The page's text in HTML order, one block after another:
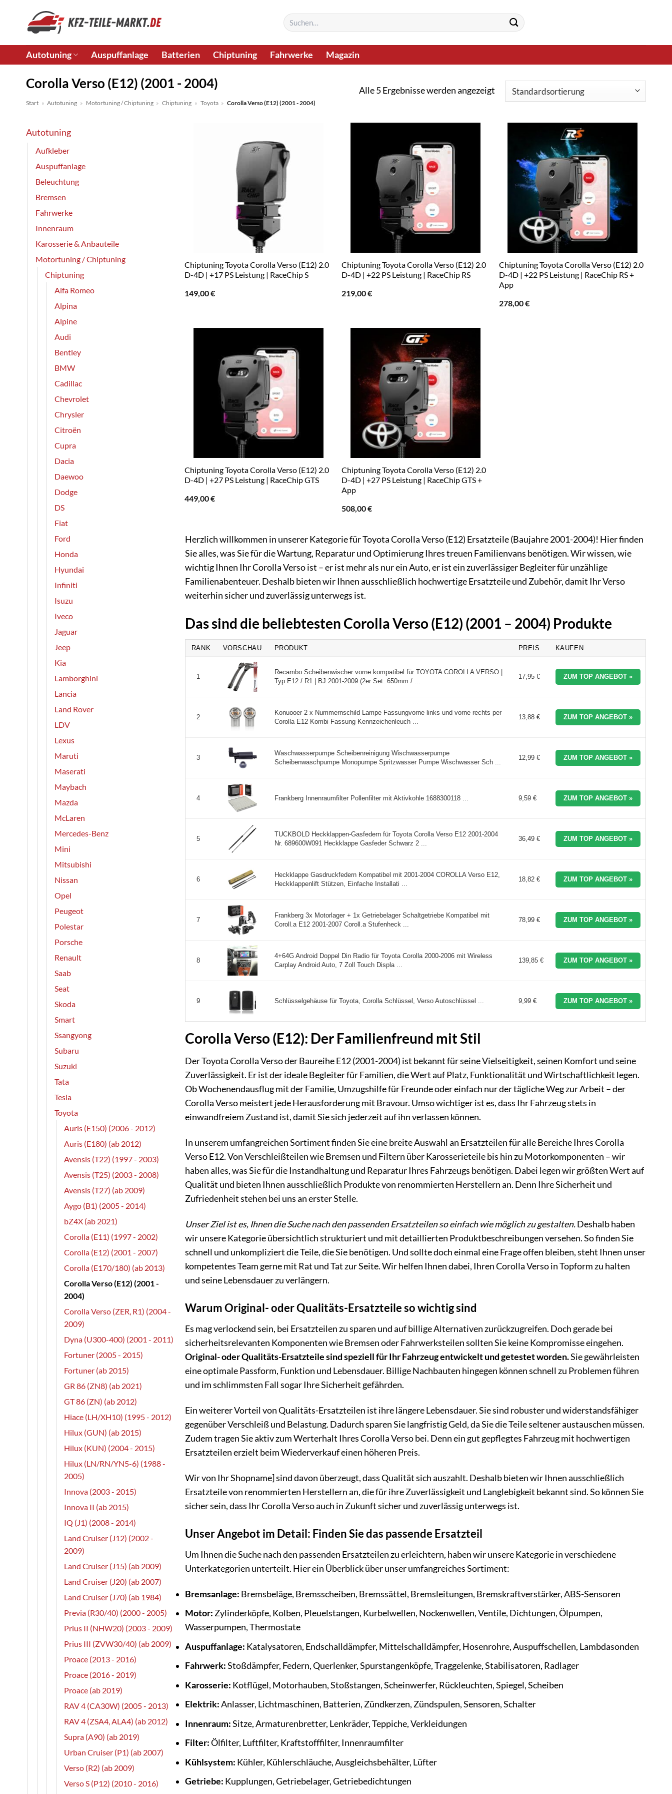
springen
Suchen
nach:
Autotuning Auspuffanlage Batterien Chiptuning Fahrwerke Magazin
Corolla Verso (E12) (2001 - 2004)
Start » Autotuning » Motortuning / Chiptuning » Chiptuning » Toyota » Corolla Verso (E12) (2001 - 2004)
Alle 5 Ergebnisse werden angezeigt
Autotuning
Aufkleber
Auspuffanlage
Beleuchtung
Bremsen
Fahrwerke
Innenraum
Karosserie & Anbauteile
Motortuning / Chiptuning
Chiptuning
Alfa Romeo
Alpina
Alpine
Audi
Bentley
BMW
Cadillac
Chevrolet
Chrysler
Citroën
Cupra
Dacia
Daewoo
Dodge
DS
Fiat
Ford
Honda
Hyundai
Infiniti
Isuzu
Iveco
Jaguar
Jeep
Kia
Lamborghini
Lancia
Land Rover
LDV
Lexus
Maruti
Maserati
Maybach
Mazda
McLaren
Mercedes-Benz
Mini
Mitsubishi
Nissan
Opel
Peugeot
Polestar
Porsche
Renault
Saab
Seat
Skoda
Smart
Ssangyong
Subaru
Suzuki
Tata
Tesla
Toyota
Auris (E150) (2006 - 2012)
Auris (E180) (ab 2012)
Avensis (T22) (1997 - 2003)
Avensis (T25) (2003 - 2008)
Avensis (T27) (ab 2009)
Aygo (B1) (2005 - 2014)
bZ4X (ab 2021)
Corolla (E11) (1997 - 2002)
Corolla (E12) (2001 - 2007)
Corolla (E170/180) (ab 2013)
Corolla Verso (E12) (2001 -
2004)
Corolla Verso (ZER, R1) (2004 -
2009)
Dyna (U300-400) (2001 - 2011)
Fortuner (2005 - 2015)
Fortuner (ab 2015)
GR 86 (ZN8) (ab 2021)
GT 86 (ZN) (ab 2012)
Hiace (LH/XH10) (1995 - 2012)
Hilux (GUN) (ab 2015)
Hilux (KUN) (2004 - 2015)
Hilux (LN/RN/YN5-6) (1988 -
2005)
Innova (2003 - 2015)
Innova II (ab 2015)
IQ (J1) (2008 - 2014)
Land Cruiser (J12) (2002 -
2009)
Land Cruiser (J15) (ab 2009)
Land Cruiser (J20) (ab 2007)
Land Cruiser (J70) (ab 1984)
Previa (R30/40) (2000 - 2005)
Prius II (NHW20) (2003 - 2009)
Prius III (ZVW30/40) (ab 2009)
Proace (2013 - 2016)
Proace (2016 - 2019)
Proace (ab 2019)
RAV 4 (CA30W) (2005 - 2013)
RAV 4 (ZSA4, ALA4) (ab 2012)
Supra (A90) (ab 2019)
Urban Cruiser (P1) (ab 2007)
Verso (R2) (ab 2009)
Verso S (P12) (2010 - 2016)
Chiptuning Toyota Corolla Verso (E12) 2.0
D-4D | +17 PS Leistung | RaceChip S
149,00€
Chiptuning Toyota Corolla Verso (E12) 2.0
D-4D | +22 PS Leistung | RaceChip RS
219,00€
Chiptuning Toyota Corolla Verso (E12) 2.0
D-4D | +22 PS Leistung | RaceChip RS +
App
278,00€
Chiptuning Toyota Corolla Verso (E12) 2.0
D-4D | +27 PS Leistung | RaceChip GTS
449,00€
Chiptuning Toyota Corolla Verso (E12) 2.0
D-4D | +27 PS Leistung | RaceChip GTS +
App
508,00€
Herzlich willkommen in unserer Kategorie für Toyota Corolla Verso (E12) Ersatzteile (Baujahre 2001-2004)! Hier finden
Sie alles, was Sie für die Wartung, Reparatur und Optimierung Ihres treuen Familienvans benötigen. Wir wissen, wie
wichtig Ihnen Ihr Corolla Verso ist – er ist mehr als nur ein Auto, er ist ein zuverlässiger Begleiter für unzählige
Familienabenteuer. Deshalb bieten wir Ihnen ausschließlich hochwertige Ersatzteile und Zubehör, damit Ihr Verso
weiterhin sicher und zuverlässig unterwegs ist.
Das sind die beliebtesten Corolla Verso (E12) (2001 – 2004) Produkte
RANK VORSCHAU PRODUKT PREIS KAUFEN
1
Recambo Scheibenwischer vorne kompatibel für TOYOTA COROLLA VERSO |
Typ E12 / R1 | BJ 2001-2009 (2er Set: 650mm / ...
17,95 € ZUM TOP ANGEBOT »
2
Konuooer 2 x Nummernschild Lampe Fassungvorne links und vorne rechts per
Corolla E12 Kombi Fassung Kennzeichenleuch ...
13,88 € ZUM TOP ANGEBOT »
3
Waschwasserpumpe Scheibenreinigung Wischwasserpumpe
Scheibenwaschpumpe Monopumpe Spritzwasser Pumpe Wischwasser Sch ...
12,99 € ZUM TOP ANGEBOT »
4 Frankberg Innenraumfilter Pollenfilter mit Aktivkohle 1688300118 ... 9,59 € ZUM TOP ANGEBOT »
5
TUCKBOLD Heckklappen-Gasfedern für Toyota Corolla Verso E12 2001-2004
Nr. 689600W091 Heckklappe Gasfeder Schwarz 2 ...
36,49 € ZUM TOP ANGEBOT »
6
Heckklappe Gasdruckfedern Kompatibel mit 2001-2004 COROLLA Verso E12,
Heckklappenlift Stützen, Einfache Installati ...
18,82 € ZUM TOP ANGEBOT »
7
Frankberg 3x Motorlager + 1x Getriebelager Schaltgetriebe Kompatibel mit
Coroll.a E12 2001-2007 Coroll.a Stufenheck ...
78,99 € ZUM TOP ANGEBOT »
8
4+64G Android Doppel Din Radio für Toyota Corolla 2000-2006 mit Wireless
Carplay Android Auto, 7 Zoll Touch Displa ...
139,85 € ZUM TOP ANGEBOT »
9 Schlüsselgehäuse für Toyota, Corolla Schlüssel, Verso Autoschlüssel ... 9,99 € ZUM TOP ANGEBOT »
Corolla Verso (E12): Der Familienfreund mit Stil
Der Toyota Corolla Verso der Baureihe E12 (2001-2004) ist bekannt für seine Vielseitigkeit, seinen Komfort und seine
Zuverlässigkeit. Er ist der ideale Begleiter für Familien, die Wert auf Platz, Funktionalität und Wirtschaftlichkeit legen.
Ob Wochenendausflug mit der Familie, Umzugshilfe für Freunde oder einfach nur der tägliche Weg zur Arbeit – der
Corolla Verso meistert jede Herausforderung mit Bravour. Umso wichtiger ist es, dass Ihr Fahrzeug stets in
einwandfreiem Zustand ist, damit Sie sich jederzeit auf ihn verlassen können.
In unserem umfangreichen Sortiment finden Sie eine breite Auswahl an Ersatzteilen für alle Bereiche Ihres Corolla
Verso E12. Von Verschleißteilen wie Bremsen und Filtern über Karosserieteile bis hin zu Motorkomponenten – wir
haben alles, was Sie für die Instandhaltung und Reparatur Ihres Fahrzeugs benötigen. Dabei legen wir größten Wert auf
Qualität und bieten Ihnen ausschließlich Produkte von renommierten Herstellern an. Denn Ihre Sicherheit und
Zufriedenheit stehen bei uns an erster Stelle.
Unser Ziel ist es, Ihnen die Suche nach den passenden Ersatzteilen so einfach wie möglich zu gestalten.Deshalb haben
wir unsere Kategorie übersichtlich strukturiert und mit detaillierten Produktbeschreibungen versehen. So finden Sie
schnell und unkompliziert die Teile, die Sie benötigen. Und sollte doch einmal eine Frage offen bleiben, steht Ihnen unser
kompetentes Team gerne mit Rat und Tat zur Seite. Wir helfen Ihnen dabei, Ihren Corolla Verso in Topform zu halten
und seine Lebensdauer zu verlängern.
Warum Original- oder Qualitäts-Ersatzteile so wichtig sind
Es mag verlockend sein, bei Ersatzteilen zu sparen und auf billige Alternativen zurückzugreifen. Doch gerade bei
sicherheitsrelevanten Komponenten wie Bremsen oder Fahrwerksteilen sollten Sie keine Kompromisse eingehen.
Original- oder Qualitäts-Ersatzteile sind speziell für Ihr Fahrzeug entwickelt und getestet worden.Sie gewährleisten
eine optimale Passform, Funktion und Lebensdauer. Billige Nachbauten hingegen können schnell zu Problemen führen
und im schlimmsten Fall sogar Ihre Sicherheit gefährden.
Ein weiterer Vorteil von Qualitäts-Ersatzteilen ist ihre längere Lebensdauer. Sie sind robuster und widerstandsfähiger
gegenüber Verschleiß und Belastung. Dadurch sparen Sie langfristig Geld, da Sie die Teile seltener austauschen müssen.
Zudem tragen Sie aktiv zum Werterhalt Ihres Corolla Verso bei. Denn ein gut gepflegtes Fahrzeug mit hochwertigen
Ersatzteilen erzielt beim Wiederverkauf einen höheren Preis.
Wir von Ihr Shopname] sind davon überzeugt, dass Qualität sich auszahlt. Deshalb bieten wir Ihnen ausschließlich
Ersatzteile von renommierten Herstellern an, die für ihre Zuverlässigkeit und Langlebigkeit bekannt sind. So können Sie
sicher sein, dass Ihr Corolla Verso auch in Zukunft sicher und zuverlässig unterwegs ist.
Unser Angebot im Detail: Finden Sie das passende Ersatzteil
Um Ihnen die Suche nach den passenden Ersatzteilen zu erleichtern, haben wir unsere Kategorie in verschiedene
Unterkategorien unterteilt. Hier ein Überblick über unser umfangreiches Sortiment:
Bremsanlage: Bremsbeläge, Bremsscheiben, Bremssättel, Bremsleitungen, Bremskraftverstärker, ABS-Sensoren
Motor: Zylinderköpfe, Kolben, Pleuelstangen, Kurbelwellen, Nockenwellen, Ventile, Dichtungen, Ölpumpen,
Wasserpumpen, Thermostate
Auspuffanlage: Katalysatoren, Endschalldämpfer, Mittelschalldämpfer, Hosenrohre, Auspuffschellen, Lambdasonden
Fahrwerk:Stoßdämpfer, Federn, Querlenker, Spurstangenköpfe, Traggelenke, Stabilisatoren, Radlager
Karosserie: Kotflügel, Motorhauben, Stoßstangen, Scheinwerfer, Rückleuchten, Spiegel, Scheiben
Elektrik:Anlasser, Lichtmaschinen, Batterien, Zündkerzen, Zündspulen, Sensoren, Schalter
Innenraum:Sitze, Armaturenbretter, Lenkräder, Teppiche, Verkleidungen
Filter:Ölfilter, Luftfilter, Kraftstofffilter, Innenraumfilter
Kühlsystem: Kühler, Kühlerschläuche, Ausgleichsbehälter, Lüfter
Getriebe: Kupplungen, Getriebelager, Getriebedichtungen